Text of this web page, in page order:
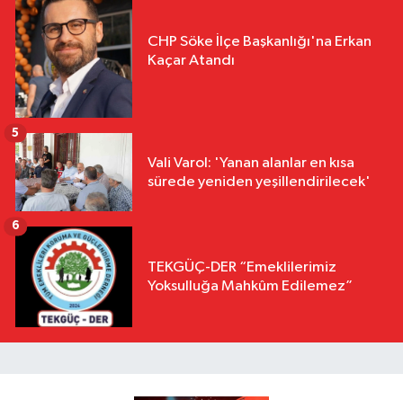
CHP Söke İlçe Başkanlığı'na Erkan
Kaçar Atandı
Vali Varol: 'Yanan alanlar en kısa
sürede yeniden yeşillendirilecek'
5
TEKGÜÇ-DER “Emeklilerimiz
Yoksulluğa Mahkûm Edilemez”
6